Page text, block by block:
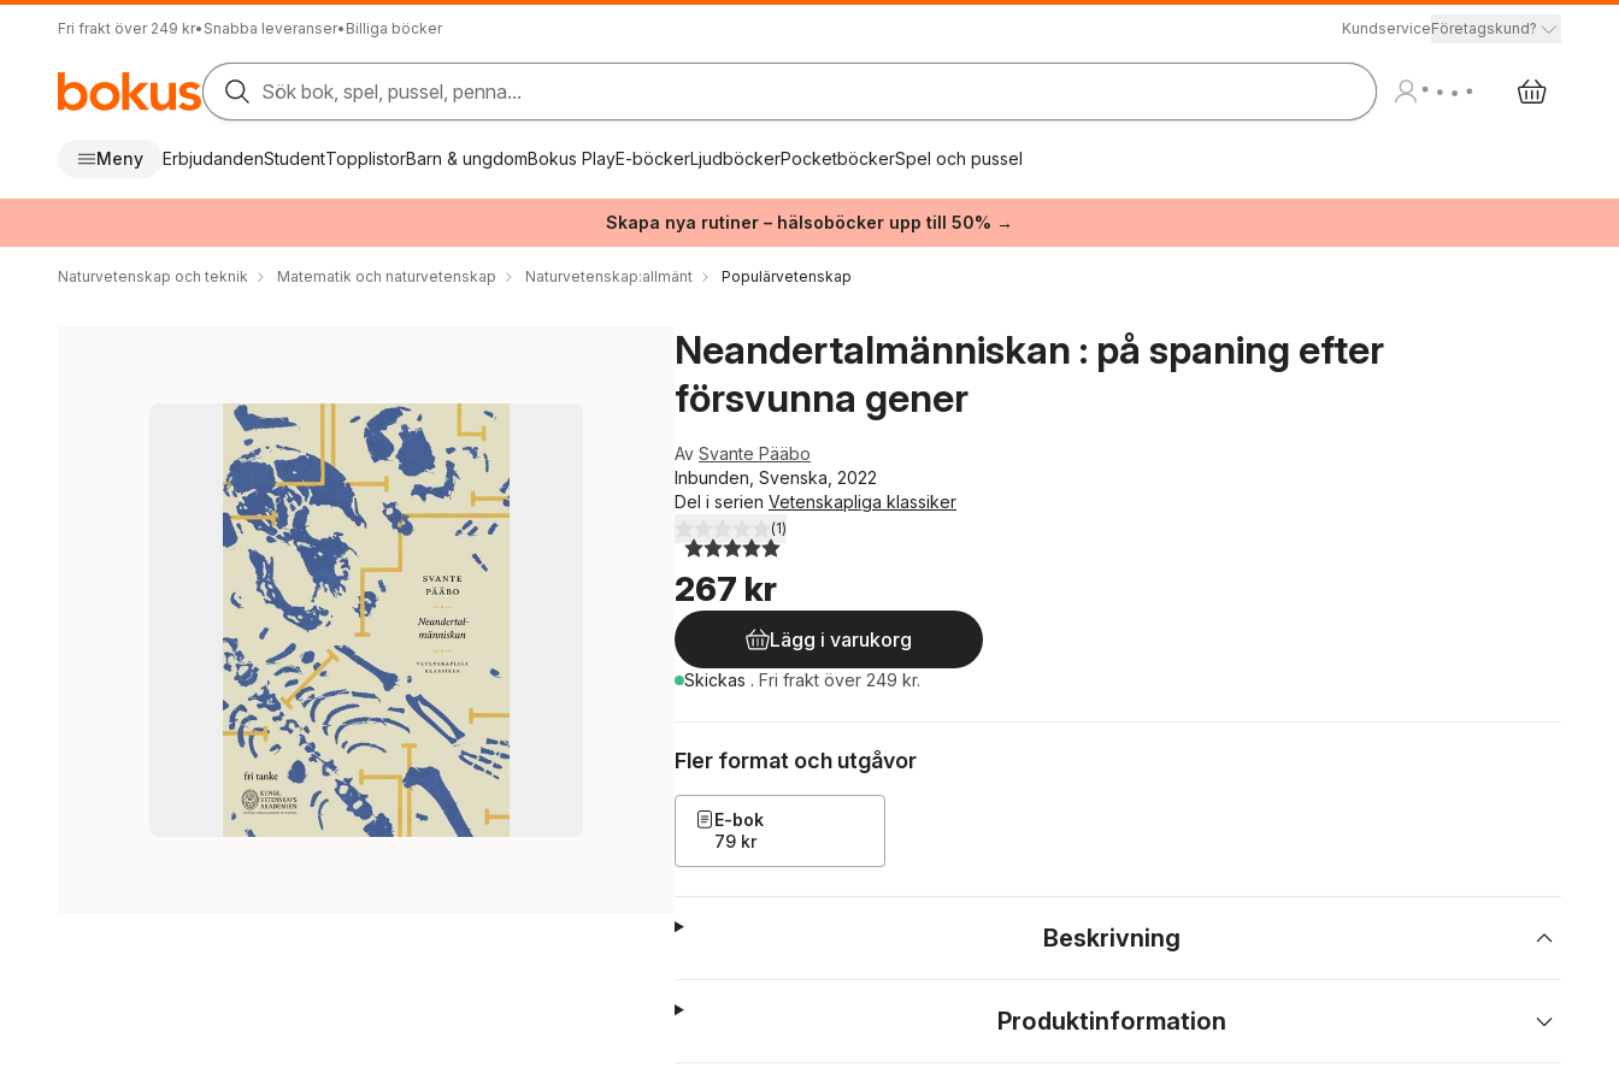
Fri frakt över 249 kr• Snabba leveranser• Billiga böcker KundserviceFöretagskund?
Sök bok, spel, pussel, penna...
Meny ErbjudandenStudentTopplistorBarn & ungdomBokus PlayE-böckerLjudböckerPocketböckerSpel och pussel
Skapa nya rutiner – hälsoböcker upp till 50% →
Naturvetenskap och teknik Matematik och naturvetenskap Naturvetenskap:allmänt Populärvetenskap
Neandertalmänniskan : på spaning efter
försvunna gener
Av Svante Pääbo
Inbunden, Svenska, 2022
Del i serien Vetenskapliga klassiker
5,0utav 5 stjärnor. Totalt antal röster:
(1)
267 kr
Lägg i varukorg
Skickas . Fri frakt över 249 kr.
Fler format och utgåvor
E-bok
79 kr
Beskrivning
Produktinformation